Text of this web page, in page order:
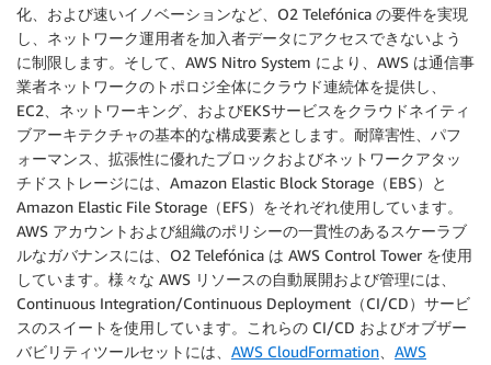
化、および速いイノベーションなど、O2 Telefónica の要件を実現
し、ネットワーク運用者を加入者データにアクセスできないよう
に制限します。そして、AWS Nitro System により、AWS は通信事
業者ネットワークのトポロジ全体にクラウド連続体を提供し、
EC2、ネットワーキング、およびEKSサービスをクラウドネイティ
ブアーキテクチャの基本的な構成要素とします。耐障害性、パフ
ォーマンス、拡張性に優れたブロックおよびネットワークアタッ
チドストレージには、Amazon Elastic Block Storage（EBS）と
Amazon Elastic File Storage（EFS）をそれぞれ使用しています。
AWS アカウントおよび組織のポリシーの一貫性のあるスケーラブ
ルなガバナンスには、O2 Telefónica は AWS Control Tower を使用
しています。様々な AWS リソースの自動展開および管理には、
Continuous Integration/Continuous Deployment（CI/CD）サービ
スのスイートを使用しています。これらの CI/CD およびオブザー
バビリティツールセットには、 AWS CloudFormation
AWS